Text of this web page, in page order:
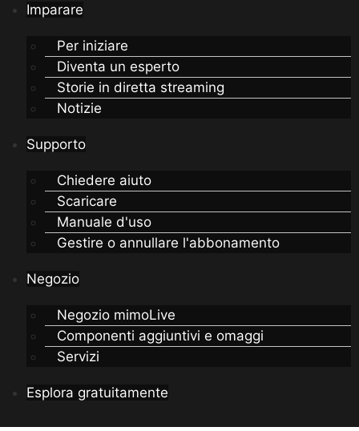
Imparare
Per iniziare
Diventa un esperto
Storie in diretta streaming
Notizie
Supporto
Chiedere aiuto
Scaricare
Manuale d'uso
Gestire o annullare l'abbonamento
Negozio
Negozio mimoLive
Componenti aggiuntivi e omaggi
Servizi
Esplora gratuitamente